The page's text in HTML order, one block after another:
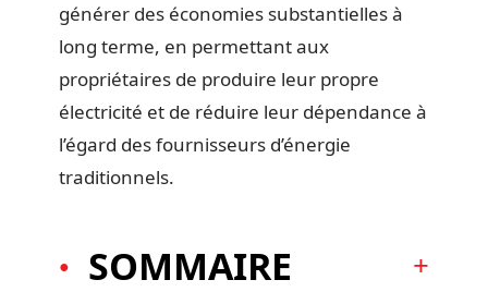
générer des économies substantielles à
long terme, en permettant aux
propriétaires de produire leur propre
électricité et de réduire leur dépendance à
l’égard des fournisseurs d’énergie
traditionnels.
SOMMAIRE